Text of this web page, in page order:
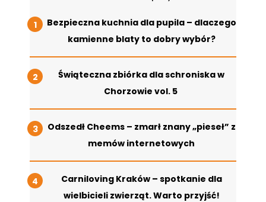
Bezpieczna kuchnia dla pupila – dlaczego
kamienne blaty to dobry wybór?
Świąteczna zbiórka dla schroniska w
Chorzowie vol. 5
Odszedł Cheems – zmarł znany „pieseł” z
memów internetowych
Carniloving Kraków – spotkanie dla
wielbicieli zwierząt. Warto przyjść!